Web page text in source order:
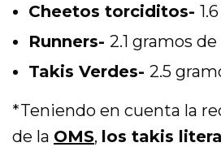
Cheetos torciditos-
Runners- 2.1 gramos de
Takis Verdes- 2.5
*Teniendo en cuenta la
de la OMS, los takis